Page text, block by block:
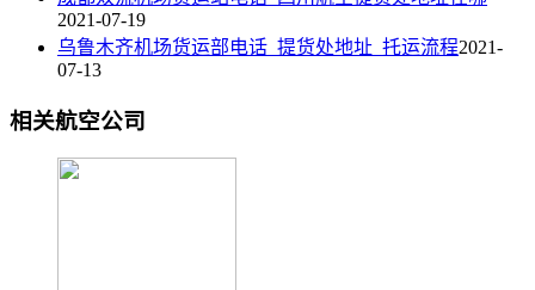
2021-07-19
乌鲁木齐机场货运部电话_提货处地址_托运流程2021-
07-13
相关航空公司